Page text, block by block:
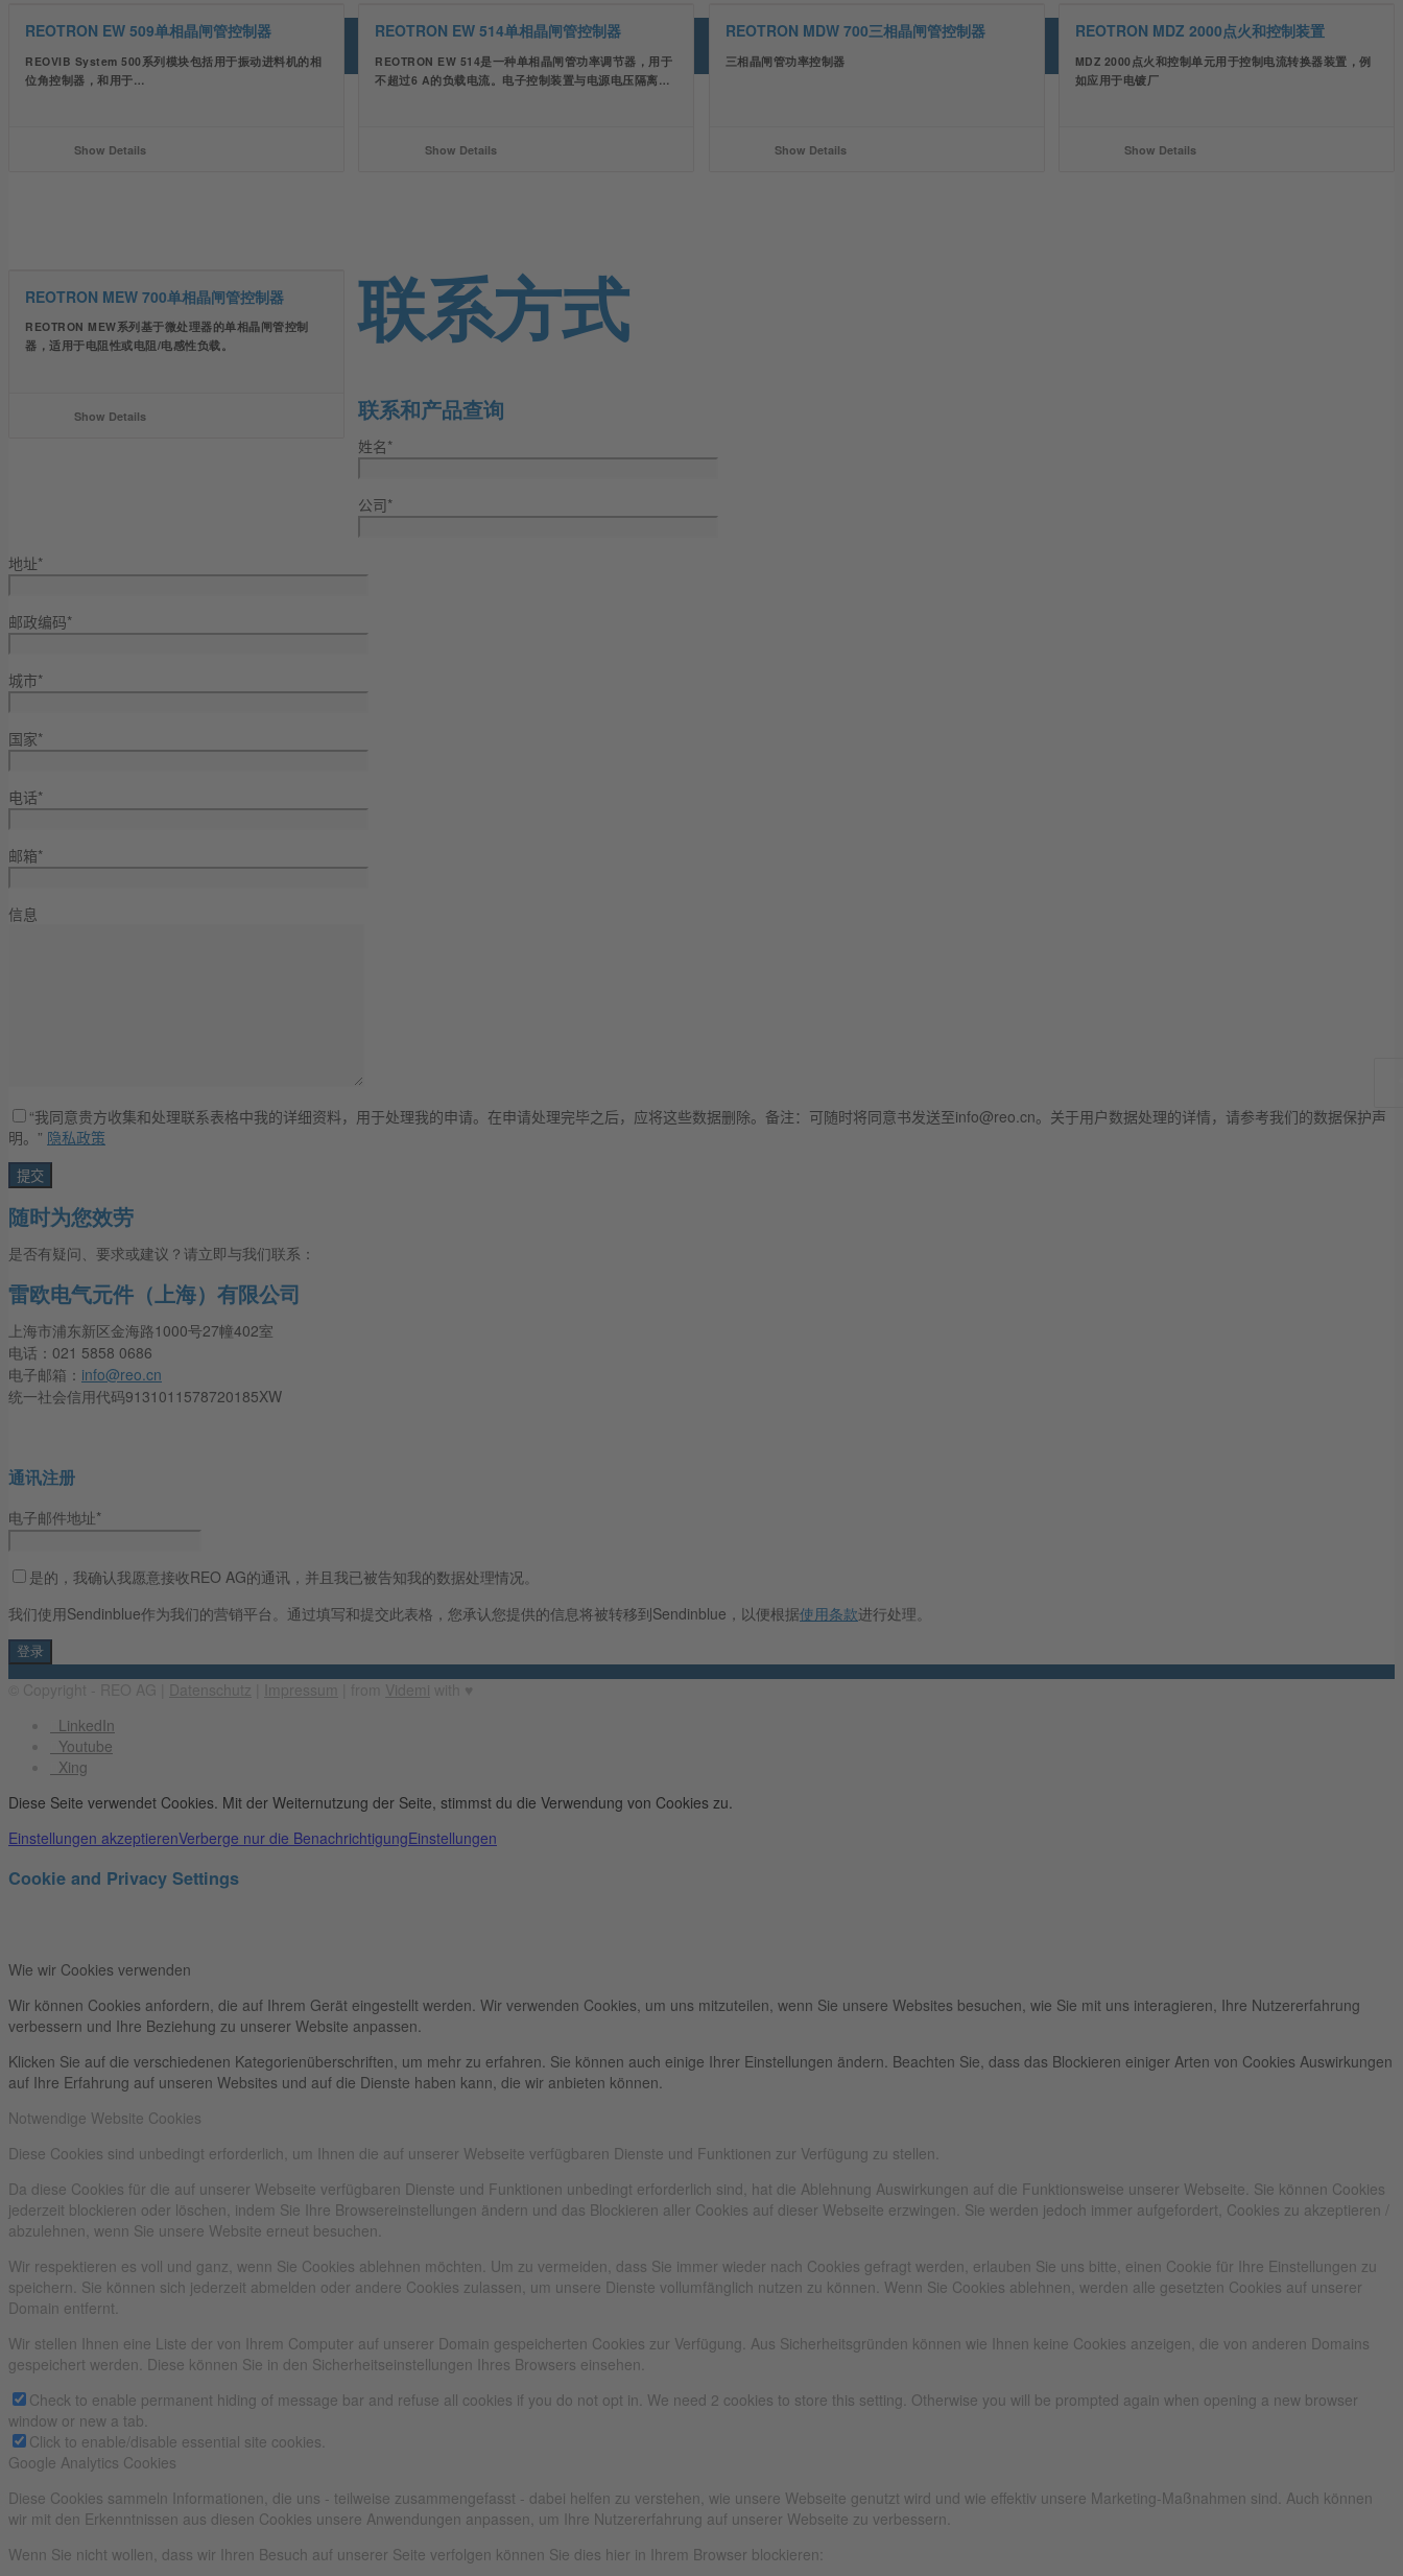
REOTRON EW 509单相晶闸管控制器
REOVIB System 500系列模块包括用于振动进料机的相
位角控制器，和用于…
Show Details
REOTRON EW 514单相晶闸管控制器
REOTRON EW 514是一种单相晶闸管功率调节器，用于
不超过6 A的负载电流。电子控制装置与电源电压隔离…
Show Details
REOTRON MDW 700三相晶闸管控制器
三相晶闸管功率控制器
Show Details
REOTRON MDZ 2000点火和控制装置
MDZ 2000点火和控制单元用于控制电流转换器装置，例
如应用于电镀厂
Show Details
REOTRON MEW 700单相晶闸管控制器
REOTRON MEW系列基于微处理器的单相晶闸管控制
器，适用于电阻性或电阻/电感性负载。
Show Details
联系方式
联系和产品查询
姓名*
公司*
地址*
邮政编码*
城市*
国家*
电话*
邮箱*
信息
“我同意贵方收集和处理联系表格中我的详细资料，用于处理我的申请。在申请处理完毕之后，应将这些数据删除。备注：可随时将同意书发送至info@reo.cn。关于用户数据处理的详情，请参考我们的数据保护声
明。” 隐私政策
随时为您效劳
是否有疑问、要求或建议？请立即与我们联系：
雷欧电气元件（上海）有限公司
上海市浦东新区金海路1000号27幢402室
电话：021 5858 0686
电子邮箱： info@reo.cn
统一社会信用代码9131011578720185XW
通讯注册
电子邮件地址*
是的，我确认我愿意接收REO AG的通讯，并且我已被告知我的数据处理情况。
我们使用Sendinblue作为我们的营销平台。通过填写和提交此表格，您承认您提供的信息将被转移到Sendinblue，以便根据使用条款进行处理。
Datenschutz Impressum Videmi
LinkedIn
Youtube
Xing
Diese Seite verwendet Cookies. Mit der Weiternutzung der Seite, stimmst du die Verwendung von Cookies zu.
Einstellungen akzeptierenVerberge nur die BenachrichtigungEinstellungen
Cookie and Privacy Settings
Wie wir Cookies verwenden
Wir können Cookies anfordern, die auf Ihrem Gerät eingestellt werden. Wir verwenden Cookies, um uns mitzuteilen, wenn Sie unsere Websites besuchen, wie Sie mit uns interagieren, Ihre Nutzererfahrung
verbessern und Ihre Beziehung zu unserer Website anpassen.
Klicken Sie auf die verschiedenen Kategorienüberschriften, um mehr zu erfahren. Sie können auch einige Ihrer Einstellungen ändern. Beachten Sie, dass das Blockieren einiger Arten von Cookies Auswirkungen
auf Ihre Erfahrung auf unseren Websites und auf die Dienste haben kann, die wir anbieten können.
Notwendige Website Cookies
Diese Cookies sind unbedingt erforderlich, um Ihnen die auf unserer Webseite verfügbaren Dienste und Funktionen zur Verfügung zu stellen.
Da diese Cookies für die auf unserer Webseite verfügbaren Dienste und Funktionen unbedingt erforderlich sind, hat die Ablehnung Auswirkungen auf die Funktionsweise unserer Webseite. Sie können Cookies
jederzeit blockieren oder löschen, indem Sie Ihre Browsereinstellungen ändern und das Blockieren aller Cookies auf dieser Webseite erzwingen. Sie werden jedoch immer aufgefordert, Cookies zu akzeptieren /
abzulehnen, wenn Sie unsere Website erneut besuchen.
Wir respektieren es voll und ganz, wenn Sie Cookies ablehnen möchten. Um zu vermeiden, dass Sie immer wieder nach Cookies gefragt werden, erlauben Sie uns bitte, einen Cookie für Ihre Einstellungen zu
speichern. Sie können sich jederzeit abmelden oder andere Cookies zulassen, um unsere Dienste vollumfänglich nutzen zu können. Wenn Sie Cookies ablehnen, werden alle gesetzten Cookies auf unserer
Domain entfernt.
Wir stellen Ihnen eine Liste der von Ihrem Computer auf unserer Domain gespeicherten Cookies zur Verfügung. Aus Sicherheitsgründen können wie Ihnen keine Cookies anzeigen, die von anderen Domains
gespeichert werden. Diese können Sie in den Sicherheitseinstellungen Ihres Browsers einsehen.
Check to enable permanent hiding of message bar and refuse all cookies if you do not opt in. We need 2 cookies to store this setting. Otherwise you will be prompted again when opening a new browser
window or new a tab.
Click to enable/disable essential site cookies.
Google Analytics Cookies
Diese Cookies sammeln Informationen, die uns - teilweise zusammengefasst - dabei helfen zu verstehen, wie unsere Webseite genutzt wird und wie effektiv unsere Marketing-Maßnahmen sind. Auch können
wir mit den Erkenntnissen aus diesen Cookies unsere Anwendungen anpassen, um Ihre Nutzererfahrung auf unserer Webseite zu verbessern.
Wenn Sie nicht wollen, dass wir Ihren Besuch auf unserer Seite verfolgen können Sie dies hier in Ihrem Browser blockieren: